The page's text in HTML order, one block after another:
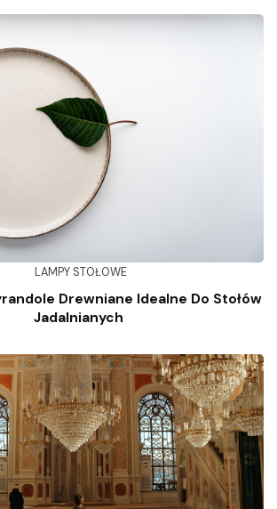
LAMPY STOŁOWE
Drewniane Idealne Do Stołów
Jadalnianych